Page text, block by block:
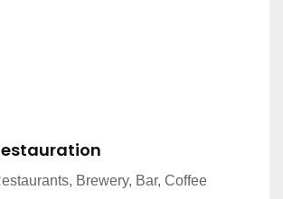
Brewery, Bar, Coffee